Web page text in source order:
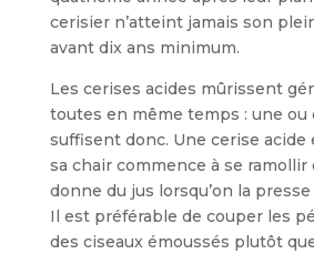
cerisier n’atteint jamais son
avant dix ans minimum.
Les cerises acides mûrissent
toutes en même temps : une ou
suffisent donc. Une cerise acide
sa chair com­mence à se ramollir
donne du jus lorsqu’on la
Il est préférable de couper les
des ciseaux émoussés plutôt